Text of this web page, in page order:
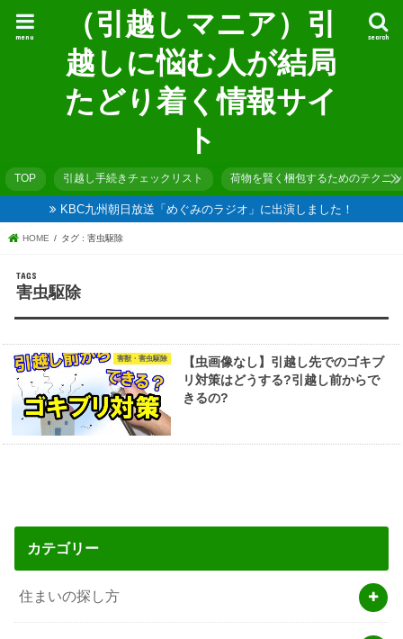
（引越しマニア）引
越しに悩む人が結局
たどり着く情報サイ
ト
search
menu
TOP 引越し手続きチェックリスト 荷物を賢く梱包するためのテクニ
KBC九州朝日放送「めぐみのラジオ」に出演しました！
HOME タグ : 害虫駆除
害虫駆除
害獣・害虫駆除
【虫画像なし】引越し先でのゴキブ
リ対策はどうする?引越し前からで
きるの?
カテゴリー
住まいの探し方